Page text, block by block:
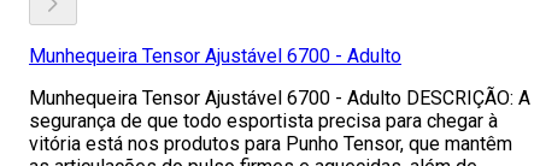
Munhequeira Tensor Ajustável 6700 - Adulto
Munhequeira Tensor Ajustável 6700 - Adulto DESCRIÇÃO: A
segurança de que todo esportista precisa para chegar à
vitória está nos produtos para Punho Tensor, que mantêm